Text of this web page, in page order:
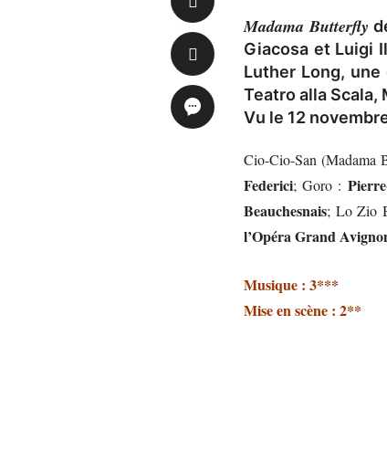
Madama Butterfly
Giacosa et Luigi
Luther Long,
Teatro alla Scala,
Vu le 12
Cio-Cio-San (Madama
Federici; Goro :
Beauchesnais; Lo Zio
l’Opéra Grand
Musique : 3***
Mise en scène : 2**